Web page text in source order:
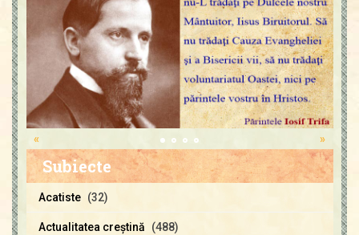
»
«
Subiecte
Acatiste (32)
Actualitatea creştină (488)